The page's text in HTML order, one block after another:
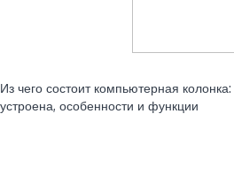
Из чего состоит компьютерная
устроена, особенности и функции